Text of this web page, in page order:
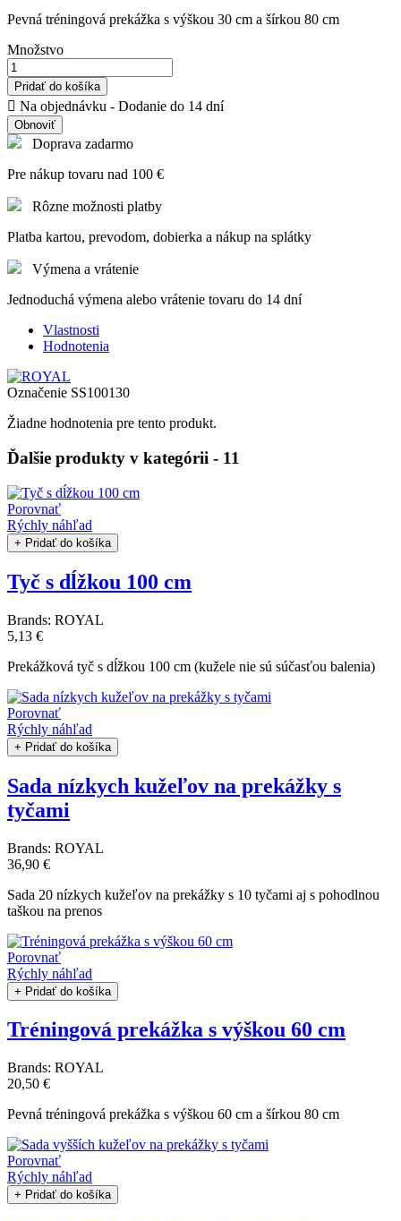
Pevná tréningová prekážka s výškou 30 cm a šírkou 80 cm
Množstvo
Pridať do košíka
 Na objednávku - Dodanie do 14 dní
Doprava zadarmo
Pre nákup tovaru nad 100 €
Rôzne možnosti platby
Platba kartou, prevodom, dobierka a nákup na splátky
Výmena a vrátenie
Jednoduchá výmena alebo vrátenie tovaru do 14 dní
Vlastnosti
Hodnotenia
Označenie SS100130
Žiadne hodnotenia pre tento produkt.
Ďalšie produkty v kategórii - 11
Porovnať
Rýchly náhľad
+ Pridať do košíka
Tyč s dĺžkou 100 cm
Brands: ROYAL
5,13 €
Prekážková tyč s dĺžkou 100 cm (kužele nie sú súčasťou balenia)
Porovnať
Rýchly náhľad
+ Pridať do košíka
Sada nízkych kužeľov na prekážky s
tyčami
Brands: ROYAL
36,90 €
Sada 20 nízkych kužeľov na prekážky s 10 tyčami aj s pohodlnou
taškou na prenos
Porovnať
Rýchly náhľad
+ Pridať do košíka
Tréningová prekážka s výškou 60 cm
Brands: ROYAL
20,50 €
Pevná tréningová prekážka s výškou 60 cm a šírkou 80 cm
Porovnať
Rýchly náhľad
+ Pridať do košíka